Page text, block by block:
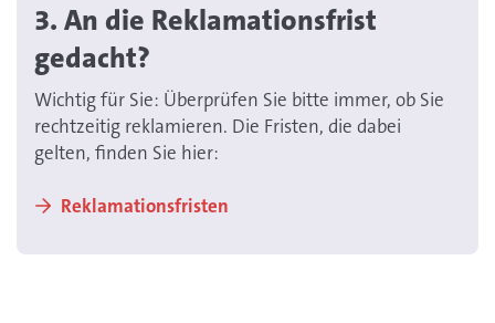
3. An die Reklamationsfrist
gedacht?
Wichtig für Sie: Überprüfen Sie bitte immer, ob Sie
rechtzeitig reklamieren. Die Fristen, die dabei
gelten, finden Sie hier:
Reklamationsfristen